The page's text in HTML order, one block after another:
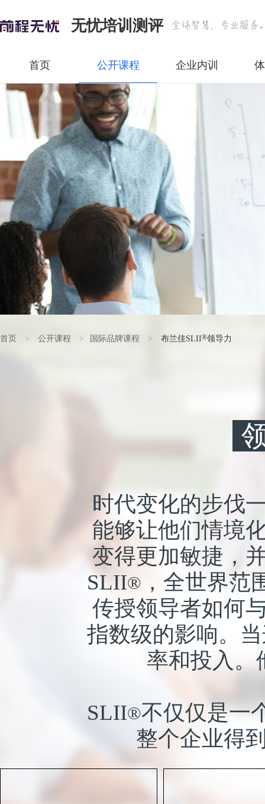
无忧培训测评
首页 公开课程 企业内训
首页 > 公开课程 > 国际品牌课程 > 布兰佳SLII®领导力
时代变化的步伐
能够让他们情境
变得更加敏捷，
SLII® ，全世界
传授领导者如何
指数级的影响。
率和投入。
SLII®不仅仅是一
整个企业得